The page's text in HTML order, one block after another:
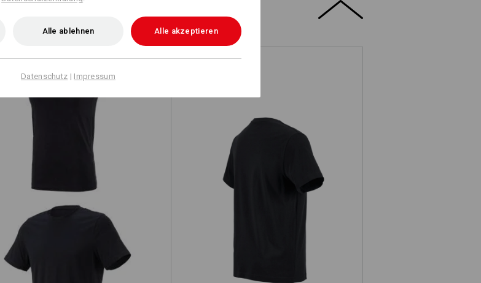
e.s. Athletic-Shirt cotton
e.s. T-Shirt cotton light
Alle ablehnen Alle akzeptieren
Datenschutz | Impressum